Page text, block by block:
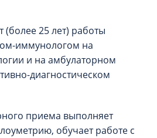
25 лет) работы
иммунологом на
и на амбулаторном
диагностическом
приема выполняет
обучает работе с